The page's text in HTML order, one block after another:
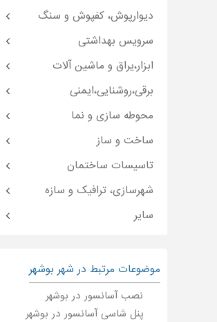
دیوارپوش، کفپوش و سنگ
سرویس بهداشتی
ابزار،یراق و ماشین آلات
برقی،روشنایی،ایمنی
محوطه سازی و نما
ساخت و ساز
تاسیسات ساختمان
شهرسازی، ترافیک و سازه
سایر
موضوعات مرتبط در شهر بوشهر
نصب آسانسور در بوشهر
پنل شاسی آسانسور در بوشهر